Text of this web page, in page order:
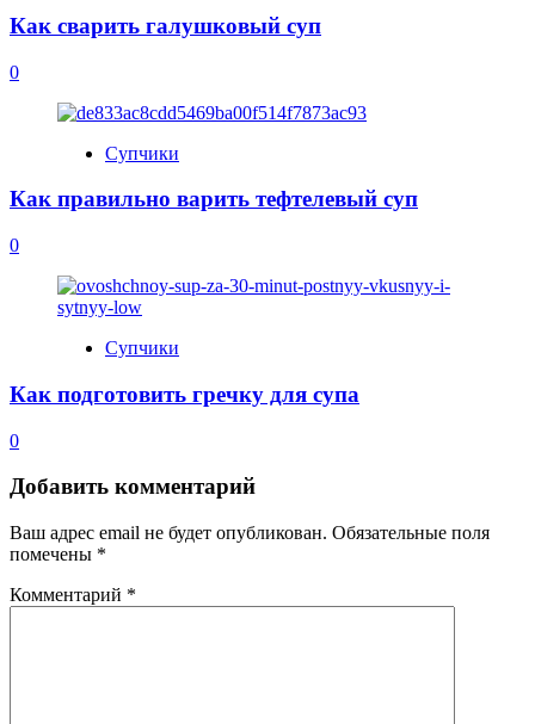
Как сварить галушковый суп
0
Супчики
Как правильно варить тефтелевый суп
0
Супчики
Как подготовить гречку для супа
0
Добавить комментарий
Ваш адрес email не будет опубликован. Обязательные поля
помечены *
Комментарий *